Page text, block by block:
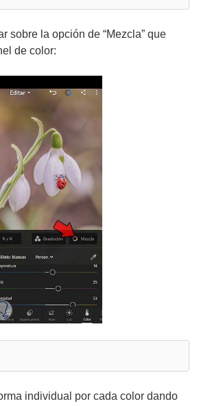
sobre la opción de “Mezcla” que
de color:
individual por cada color dando